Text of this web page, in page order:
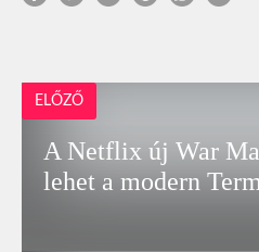
ELŐZŐ
A Netflix új War
lehet a modern